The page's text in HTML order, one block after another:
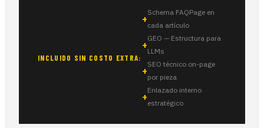
INCLUIDO SIN COSTO EXTRA:
Schema FAQPage en
cada artículo
GEO — Estructura para
LLMs
SEO técnico on-page
por pieza
Enlazado interno
estratégico